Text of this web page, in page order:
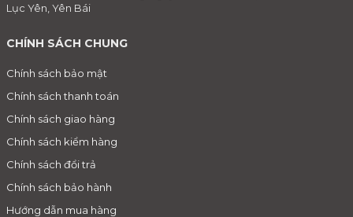
Lục Yên, Yên Bái
CHÍNH SÁCH CHUNG
Chính sách bảo mật
Chính sách thanh toán
Chính sách giao hàng
Chính sách kiểm hàng
Chính sách đổi trả
Chính sách bảo hành
Hướng dẫn mua hàng